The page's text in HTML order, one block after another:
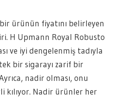
ürünün fiyatını belirleyen
H Upmann Royal Robusto
ve iyi dengelenmiş tadıyla
bir sigarayı zarif bir
nadir olması, onu
kılıyor. Nadir ürünler her